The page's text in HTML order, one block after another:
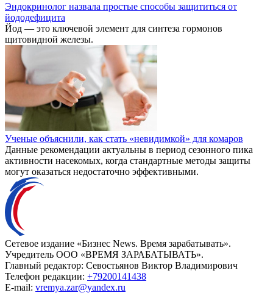
Эндокринолог назвала простые способы защититься от
йододефицита
Йод — это ключевой элемент для синтеза гормонов
щитовидной железы.
Ученые объяснили, как стать «невидимкой» для комаров
Данные рекомендации актуальны в период сезонного пика
активности насекомых, когда стандартные методы защиты
могут оказаться недостаточно эффективными.
Сетевое издание «Бизнес News. Время зарабатывать».
Учредитель ООО «ВРЕМЯ ЗАРАБАТЫВАТЬ».
Главный редактор: Севостьянов Виктор Владимирович
Телефон редакции: +79200141438
E-mail: vremya.zar@yandex.ru